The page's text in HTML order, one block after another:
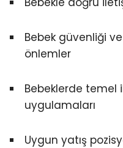
Bebek güvenliği
önlemler
Bebeklerde temel
uygulamaları
Uygun yatış